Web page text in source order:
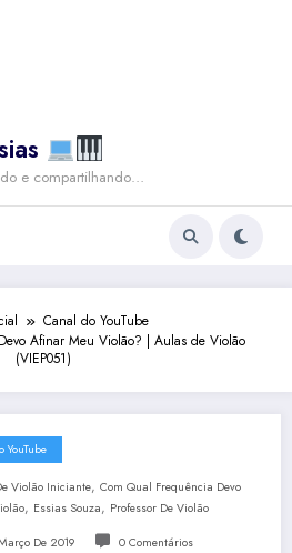
e compartilhando…
Canal do YouTube
Afinar Meu Violão? | Aulas de Violão
(VIEP051)
YouTube
Violão Iniciante, Com Qual Frequência Devo
, Essias Souza, Professor De Violão
De 2019 0 Comentários